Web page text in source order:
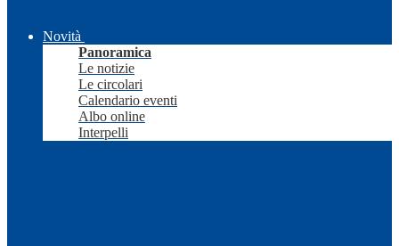
Novità
Panoramica
Le notizie
Le circolari
Calendario eventi
Albo online
Interpelli